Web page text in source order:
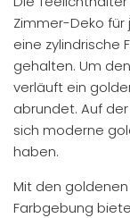
Zimmer-Deko für
eine zylindrische
gehalten. Um
verläuft ein
abrundet. Auf
sich moderne
haben.
Mit den
Farbgebung